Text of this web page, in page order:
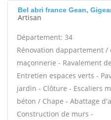
Bel abri france Gean,
Artisan
Département: 34
Rénovation dappartement
maçonnerie - Ravalement
Entretien espaces verts -
jardin - Clôture - Escaliers
béton / Chape - Abattage
Construction de murs -